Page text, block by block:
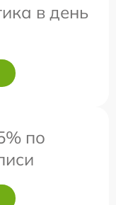
в день
по